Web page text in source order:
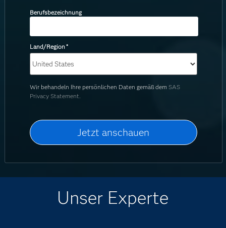
Berufsbezeichnung
Land/Region*
Wir behandeln Ihre persönlichen Daten gemäß dem SAS
Privacy Statement.
Unser Experte